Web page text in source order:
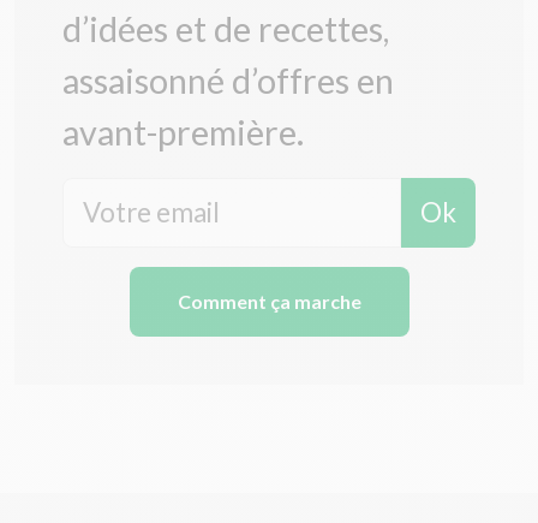
d’idées et de recettes,
assaisonné d’offres en
avant-première.
Ok
Comment ça marche